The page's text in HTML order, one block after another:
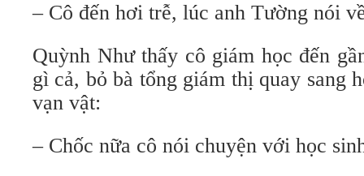
– Cô đến hơi trễ, lúc anh Tường nói
Quỳnh Như thấy cô giám học đến
gì cả, bỏ bà tổng giám thị quay sang
vạn vật:
– Chốc nữa cô nói chuyện với học